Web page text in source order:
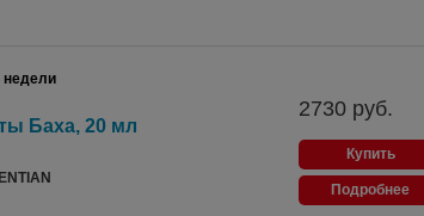
недели
Баха, 20 мл
2730 руб.
Купить
Подробнее